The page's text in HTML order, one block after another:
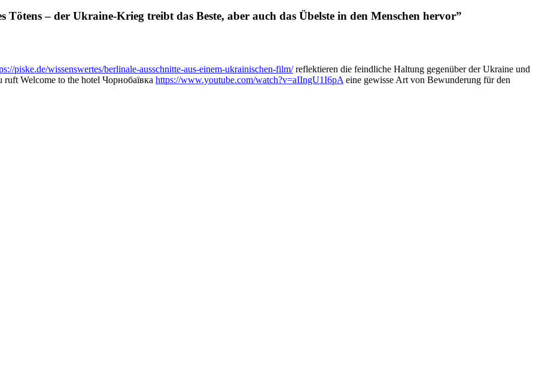
Tötens – der Ukraine-Krieg treibt das Beste, aber auch das Übelste in den Menschen hervor”
piske.de/wissenswertes/berlinale-ausschnitte-aus-einem-ukrainischen-film/reflektieren die feindliche Haltung gegenüber der Ukraine und
ruft Welcome to the hotel Чорнобаївка https://www.youtube.com/watch?v=aIIngU1I6pA eine gewisse Art von Bewunderung für den